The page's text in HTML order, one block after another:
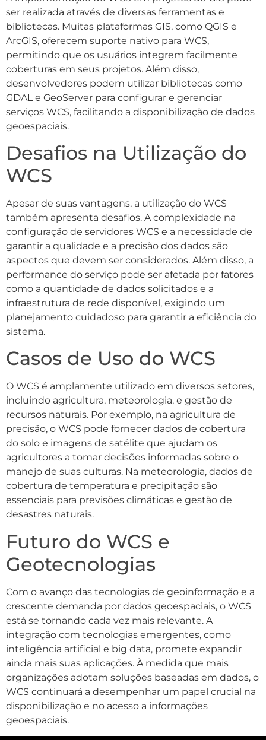
ser realizada através de diversas ferramentas e
bibliotecas. Muitas plataformas GIS, como QGIS e
ArcGIS, oferecem suporte nativo para WCS,
permitindo que os usuários integrem facilmente
coberturas em seus projetos. Além disso,
desenvolvedores podem utilizar bibliotecas como
GDAL e GeoServer para configurar e gerenciar
serviços WCS, facilitando a disponibilização de dados
geoespaciais.
Desafios na Utilização do
WCS
Apesar de suas vantagens, a utilização do WCS
também apresenta desafios. A complexidade na
configuração de servidores WCS e a necessidade de
garantir a qualidade e a precisão dos dados são
aspectos que devem ser considerados. Além disso, a
performance do serviço pode ser afetada por fatores
como a quantidade de dados solicitados e a
infraestrutura de rede disponível, exigindo um
planejamento cuidadoso para garantir a eficiência do
sistema.
Casos de Uso do WCS
O WCS é amplamente utilizado em diversos setores,
incluindo agricultura, meteorologia, e gestão de
recursos naturais. Por exemplo, na agricultura de
precisão, o WCS pode fornecer dados de cobertura
do solo e imagens de satélite que ajudam os
agricultores a tomar decisões informadas sobre o
manejo de suas culturas. Na meteorologia, dados de
cobertura de temperatura e precipitação são
essenciais para previsões climáticas e gestão de
desastres naturais.
Futuro do WCS e
Geotecnologias
Com o avanço das tecnologias de geoinformação e a
crescente demanda por dados geoespaciais, o WCS
está se tornando cada vez mais relevante. A
integração com tecnologias emergentes, como
inteligência artificial e big data, promete expandir
ainda mais suas aplicações. À medida que mais
organizações adotam soluções baseadas em dados, o
WCS continuará a desempenhar um papel crucial na
disponibilização e no acesso a informações
geoespaciais.